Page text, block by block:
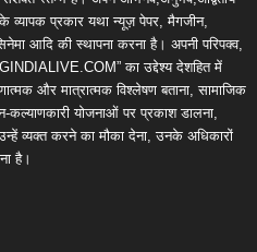
व्यापक प्रकार यथा न्यूज़ पेपर, मैगजीन,
आदि की स्थापना करना है। अपनी परिपक्व,
का उद्देश्य देशहित में
और मात्रात्मक विश्लेषण बताना, सामाजिक
योजनाओं पर प्रकाश डालना,
व्यक्त करने का मौका देना, उनके अधिकारों
है।